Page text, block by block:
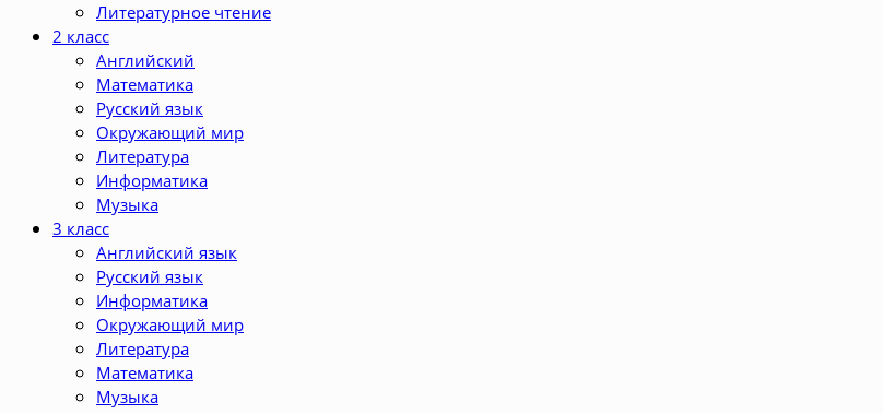
Литературное чтение
2 класс
Английский
Математика
Русский язык
Окружающий мир
Литература
Информатика
Музыка
3 класс
Английский язык
Русский язык
Информатика
Окружающий мир
Литература
Математика
Музыка